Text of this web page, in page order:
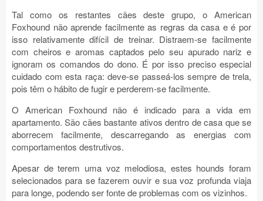
Tal como os restantes cães deste grupo, o American
Foxhound não aprende facilmente as regras da casa e é por
isso relativamente difícil de treinar. Distraem-se facilmente
com cheiros e aromas captados pelo seu apurado nariz e
ignoram os comandos do dono. É por isso preciso especial
cuidado com esta raça: deve-se passeá-los sempre de trela,
pois têm o hábito de fugir e perderem-se facilmente.
O American Foxhound não é indicado para a vida em
apartamento. São cães bastante ativos dentro de casa que se
aborrecem facilmente, descarregando as energias com
comportamentos destrutivos.
Apesar de terem uma voz melodiosa, estes hounds foram
selecionados para se fazerem ouvir e sua voz profunda viaja
para longe, podendo ser fonte de problemas com os vizinhos.